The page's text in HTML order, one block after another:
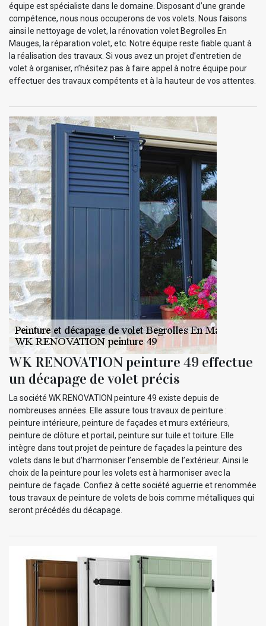
équipe est spécialiste dans le domaine. Disposant d’une grande
compétence, nous nous occuperons de vos volets. Nous faisons
ainsi le nettoyage de volet, la rénovation volet Begrolles En
Mauges, la réparation volet, etc. Notre équipe reste fiable quant à
la réalisation des travaux. Si vous avez un projet d’entretien de
volet à organiser, n’hésitez pas à faire appel à notre équipe pour
effectuer des travaux compétents et à la hauteur de vos attentes.
WK RENOVATION peinture 49 effectue
un décapage de volet précis
La société WK RENOVATION peinture 49 existe depuis de
nombreuses années. Elle assure tous travaux de peinture :
peinture intérieure, peinture de façades et murs extérieurs,
peinture de clôture et portail, peinture sur tuile et toiture. Elle
intègre dans tout projet de peinture de façades la peinture des
volets dans le but d’harmoniser l’ensemble de l’extérieur. Ainsi le
choix de la peinture pour les volets est à harmoniser avec la
peinture de façade. Confiez à cette société aguerrie et renommée
tous travaux de peinture de volets de bois comme métalliques qui
seront précédés du décapage.